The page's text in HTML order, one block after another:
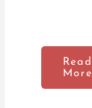
Read
More